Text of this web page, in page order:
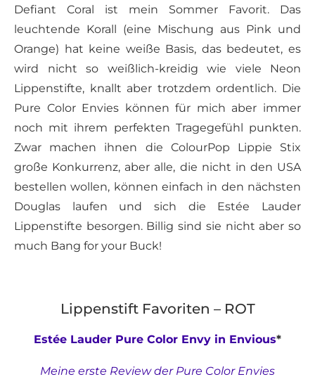
Defiant Coral ist mein Sommer Favorit. Das
leuchtende Korall (eine Mischung aus Pink und
Orange) hat keine weiße Basis, das bedeutet, es
wird nicht so weißlich-kreidig wie viele Neon
Lippenstifte, knallt aber trotzdem ordentlich. Die
Pure Color Envies können für mich aber immer
noch mit ihrem perfekten Tragegefühl punkten.
Zwar machen ihnen die ColourPop Lippie Stix
große Konkurrenz, aber alle, die nicht in den USA
bestellen wollen, können einfach in den nächsten
Douglas laufen und sich die Estée Lauder
Lippenstifte besorgen. Billig sind sie nicht aber so
much Bang for your Buck!
Lippenstift Favoriten – ROT
Estée Lauder Pure Color Envy in Envious*
Meine erste Review der Pure Color Envies